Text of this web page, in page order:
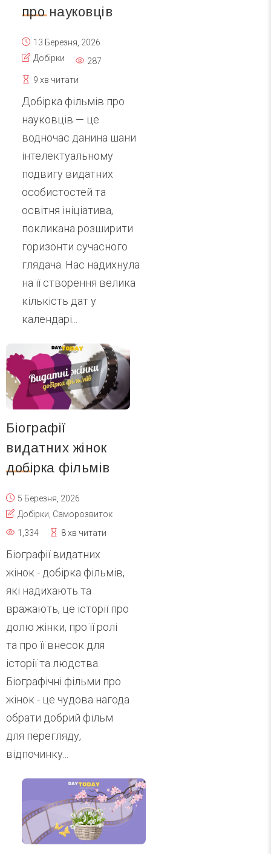
про науковців
13 Березня, 2026
Добірки
287
9 хв читати
Добірка фільмів про
науковців — це
водночас данина шани
інтелектуальному
подвигу видатних
особистостей та
освітня ініціатива,
покликана розширити
горизонти сучасного
глядача. Нас надихнула
на її створення велика
кількість дат у
календарі...
Біографії
видатних жінок
добірка фільмів
5 Березня, 2026
Добірки, Саморозвиток
1,334
8 хв читати
Біографії видатних
жінок - добірка фільмів,
які надихають та
вражають, це історії про
долю жінки, про її ролі
та про її внесок для
історії та людства.
Біографічні фільми про
жінок - це чудова нагода
обрати добрий фільм
для перегляду,
відпочинку...